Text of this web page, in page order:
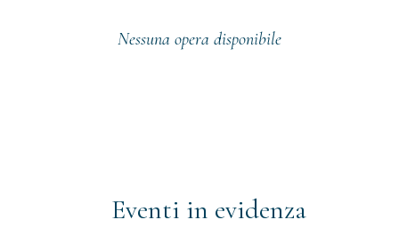
Nessuna opera disponibile
Eventi in evidenza